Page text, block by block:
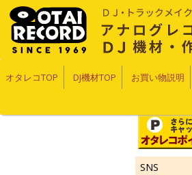
オタレコTOP DJ機材TOP お買い物説明
SNS